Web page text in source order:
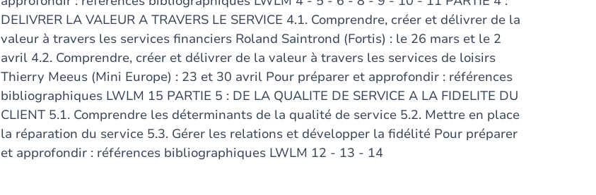
DELIVRER LA VALEUR A TRAVERS LE SERVICE 4.1. Comprendre, créer et délivrer de la
valeur à travers les services financiers Roland Saintrond (Fortis) : le 26 mars et le 2
avril 4.2. Comprendre, créer et délivrer de la valeur à travers les services de loisirs
Thierry Meeus (Mini Europe) : 23 et 30 avril Pour préparer et approfondir : références
bibliographiques LWLM 15 PARTIE 5 : DE LA QUALITE DE SERVICE A LA FIDELITE DU
CLIENT 5.1. Comprendre les déterminants de la qualité de service 5.2. Mettre en place
la réparation du service 5.3. Gérer les relations et développer la fidélité Pour préparer
et approfondir : références bibliographiques LWLM 12 - 13 - 14